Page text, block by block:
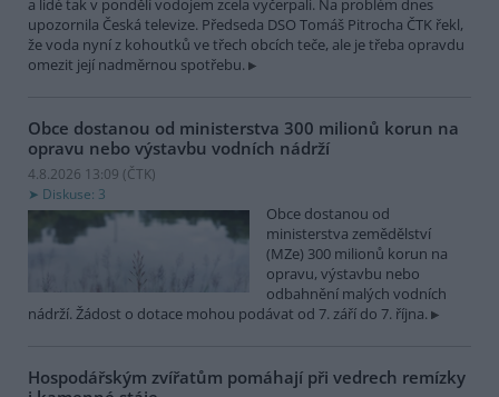
a lidé tak v pondělí vodojem zcela vyčerpali. Na problém dnes
upozornila Česká televize. Předseda DSO Tomáš Pitrocha ČTK řekl,
že voda nyní z kohoutků ve třech obcích teče, ale je třeba opravdu
omezit její nadměrnou spotřebu.
Obce dostanou od ministerstva 300 milionů korun na
opravu nebo výstavbu vodních nádrží
4.8.2026 13:09 (ČTK)
Diskuse: 3
Obce dostanou od
ministerstva zemědělství
(MZe) 300 milionů korun na
opravu, výstavbu nebo
odbahnění malých vodních
nádrží. Žádost o dotace mohou podávat od 7. září do 7. října.
Hospodářským zvířatům pomáhají při vedrech remízky